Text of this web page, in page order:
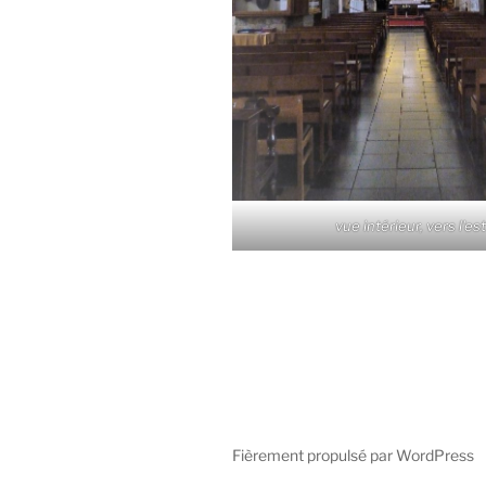
vue intérieur, vers l'est
Fièrement propulsé par WordPress